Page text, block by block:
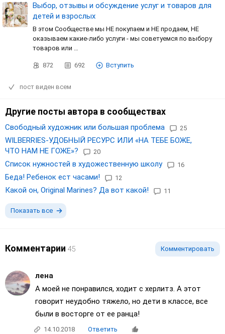
Выбор, отзывы и обсуждение услуг и товаров для
детей и взрослых
В этом Сообществе мы НЕ покупаем и НЕ продаем, НЕ
оказываем какие-либо услуги - мы советуемся по выбору
товаров или …
872 692 Вступить
пост виден всем
Другие посты автора в сообществах
Свободный художник или большая проблема 25
WILBERRIES-УДОБНЫЙ РЕСУРС ИЛИ «НА ТЕБЕ БОЖЕ,
ЧТО НАМ НЕ ГОЖЕ»?
20
Список нужностей в художественную школу 16
Беда! Ребенок ест часами! 12
Какой он, Original Marines? Да вот какой! 11
Показать все
Комментарии 45 Комментировать
лена
А моей не понравился, ходит с херлитз. А этот
говорит неудобно тяжело, но дети в классе, все
были в восторге от ее ранца!
14.10.2018 Ответить